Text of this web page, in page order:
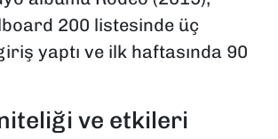
200 listesinde üç
yaptı ve ilk haftasında 90
ve etkileri